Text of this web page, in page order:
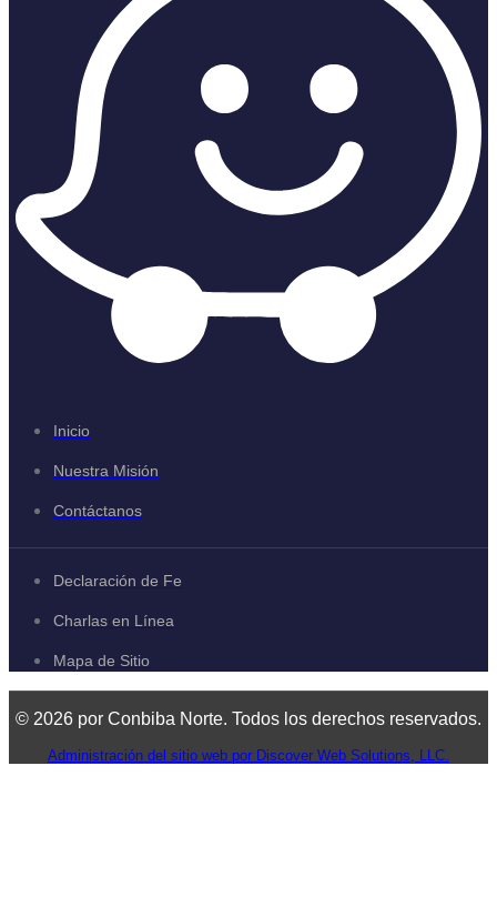
Inicio
Nuestra Misión
Contáctanos
Declaración de Fe
Charlas en Línea
Mapa de Sitio
© 2026 por Conbiba Norte. Todos los derechos reservados.
Administración del sitio web por Discover Web Solutions, LLC.